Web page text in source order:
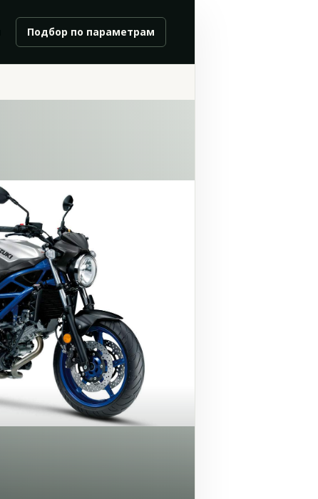
Подбор по параметрам